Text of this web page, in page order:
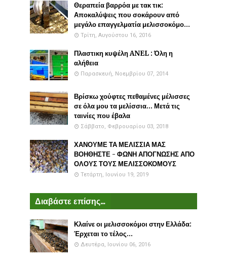
Θεραπεία βαρρόα με τακ τικ:
Αποκαλύψεις που σοκάρουν από
μεγάλο επαγγελματία μελισσοκόμο...
Τρίτη, Αυγούστου 16, 2016
Πλαστικη κυψέλη ANEL : Όλη η
αλήθεια
Παρασκευή, Νοεμβρίου 07, 2014
Βρίσκω χούφτες πεθαμένες μέλισσες
σε όλα μου τα μελίσσια... Μετά τις
ταινίες που έβαλα
Σάββατο, Φεβρουαρίου 03, 2018
ΧΑΝΟΥΜΕ ΤΑ ΜΕΛΙΣΣΙΑ ΜΑΣ
ΒΟΗΘΗΣΤΕ - ΦΩΝΗ ΑΠΟΓΝΩΣΗΣ ΑΠΟ
ΟΛΟΥΣ ΤΟΥΣ ΜΕΛΙΣΣΟΚΟΜΟΥΣ
Τετάρτη, Ιουνίου 19, 2019
Διαβάστε επίσης...
Κλαίνε οι μελισσοκόμοι στην Ελλάδα:
Έρχεται το τέλος...
Δευτέρα, Ιουνίου 06, 2016